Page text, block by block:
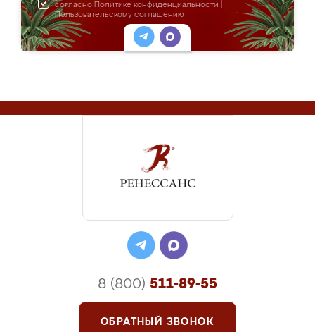
согласно Политике конфиденциальности
Пользовательскому соглашению
8 (800) 511-89-55
ОБРАТНЫЙ ЗВОНОК